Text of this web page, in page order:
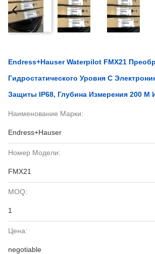
Endress+Hauser Waterpilot FMX21
Гидростатического Уровня С
Защиты IP68, Глубина Измерения 200 М
Наименование Марки:
Endress+Hauser
Номер Модели:
FMX21
MOQ:
1
Цена:
negotiable